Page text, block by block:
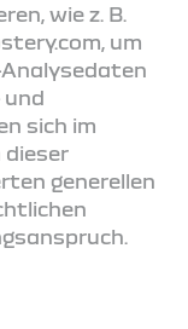
wie z. B.
um
und
sich im
dieser
generellen